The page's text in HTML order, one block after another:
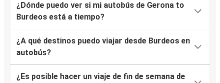
¿Dónde puedo ver si mi autobús de Gerona to
Burdeos está a tiempo?
¿A qué destinos puedo viajar desde Burdeos en
autobús?
¿Es posible hacer un viaje de fin de semana de